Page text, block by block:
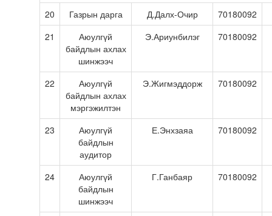
20
Газрын дарга Д.Далх-Очир
70180092
21
Аюулгүй
байдлын ахлах
шинжээч
Э.Ариунбилэг 70180092
22
Аюулгүй
байдлын ахлах
мэргэжилтэн
Э.Жигмэддорж 70180092
23
Аюулгүй
байдлын
аудитор
Е.Энхзаяа 70180092
24
Аюулгүй
байдлын
шинжээч
Г.Ганбаяр 70180092